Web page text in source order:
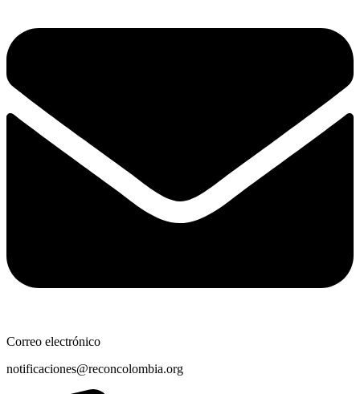
Correo electrónico
notificaciones@reconcolombia.org